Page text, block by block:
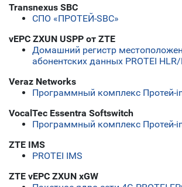
Transnexus SBC
СПО «ПРОТЕЙ-SBC»
vEPC ZXUN USPP от ZTE
Домашний регистр
абонентских данных PROTEI HLR/
Veraz Networks
Программный комплекс Протей-
VocalTec Essentra Softswitch
Программный комплекс Протей-
ZTE IMS
PROTEI IMS
ZTE vEPC ZXUN xGW